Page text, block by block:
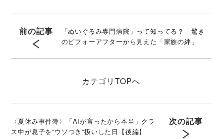
前の記事
「ぬいぐるみ専門病院」って知ってる？ 驚き
のビフォーアフターから見えた「家族の絆」
カテゴリ TOPへ
〈夏休み事件簿〉「AIが言ったから本当」クラ
ス中が息子を“ウソつき“扱いした日【後編】
次の記事